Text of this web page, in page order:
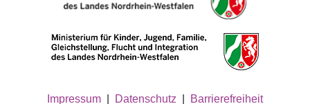
Impressum Datenschutz Barrierefreiheit